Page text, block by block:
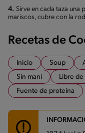
4. Sirve en cada taza una
mariscos, cubre con la
Recetas de
Inicio Soup
Sin maní
Libre
Fuente de proteina